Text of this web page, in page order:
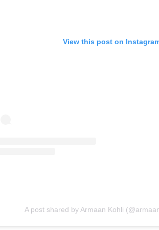
View this post on
A post shared by Armaan Kohli